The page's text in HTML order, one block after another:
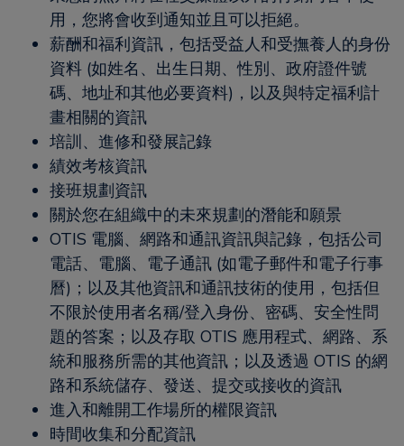
用，您將會收到通知並且可以拒絕。
薪酬和福利資訊，包括受益人和受撫養人的身份
資料 (如姓名、出生日期、性別、政府證件號
碼、地址和其他必要資料)，以及與特定福利計
畫相關的資訊
培訓、進修和發展記錄
績效考核資訊
接班規劃資訊
關於您在組織中的未來規劃的潛能和願景
OTIS 電腦、網路和通訊資訊與記錄，包括公司
電話、電腦、電子通訊 (如電子郵件和電子行事
曆)；以及其他資訊和通訊技術的使用，包括但
不限於使用者名稱/登入身份、密碼、安全性問
題的答案；以及存取 OTIS 應用程式、網路、系
統和服務所需的其他資訊；以及透過 OTIS 的網
路和系統儲存、發送、提交或接收的資訊
進入和離開工作場所的權限資訊
時間收集和分配資訊